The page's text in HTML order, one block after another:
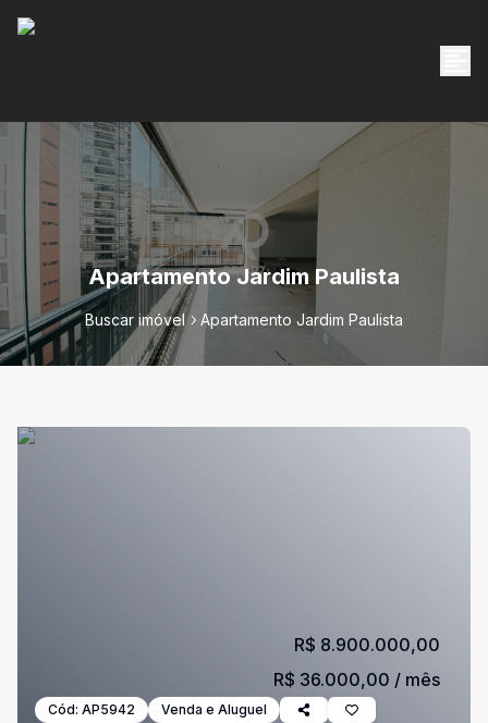
Apartamento Jardim Paulista
Buscar imóvel Apartamento Jardim Paulista
Cód: AP5942 Venda e Aluguel
R$ 8.900.000,00
R$ 36.000,00 / mês